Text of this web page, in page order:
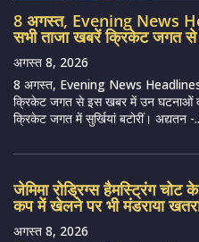
8 अगस्त, Evening News
सभी ताजा खबरें क्रिकेट जगत से
अगस्त 8, 2026
8 अगस्त, Evening News
क्रिकेट जगत से इस खबर में उन घटनाओं का
क्रिकेट जगत में सुर्खियां बटोरीं। अद्यतन -
जेमिमा रोड्रिग्स हैमस्ट्रिंग चोट
कप में खेलने पर भी मंडराया
अगस्त 8, 2026